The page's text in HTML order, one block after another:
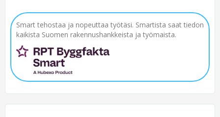
Smart tehostaa ja nopeuttaa työtäsi. Smartista saat tiedon
kaikista Suomen rakennushankkeista ja työmaista.